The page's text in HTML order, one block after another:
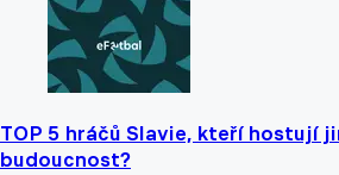
TOP 5 hráčů Slavie, kteří hostují
budoucnost?